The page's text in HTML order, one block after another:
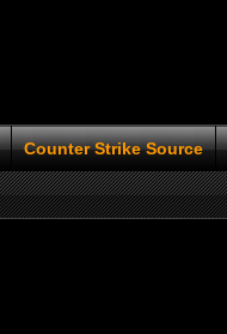
Counter Strike Source